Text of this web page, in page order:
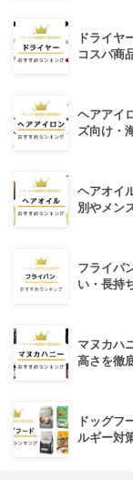
ドライヤ
コスパ商
ヘアアイ
ズ向け・
ヘアオイ
別やメン
フライパ
い・長持
マヌカハ
高さを徹
ドッグフ
ルギー対